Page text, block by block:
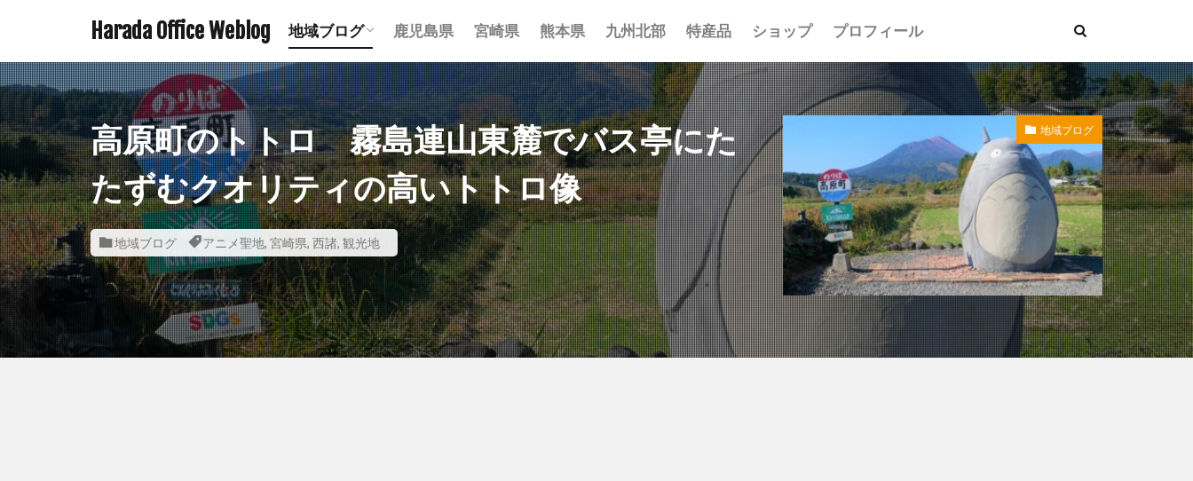
Harada Office Weblog 地域ブログ
アニメ聖地記事 まとめ
ミステリースポット まとめ
珍スポット まとめ
遺構探訪記事 まとめ
鉄道関連記事 まとめ
ダムの記事 まとめ
鹿児島の神社一覧
宮崎の神社一覧
熊本の神社一覧
鹿児島県 宮崎県 熊本県 九州北部 特産品 ショップ プロフィール
高原町のトトロ 霧島連山東麓でバス亭にた
たずむクオリティの高いトトロ像
地域ブログ アニメ聖地, 宮崎県, 西諸, 観光地
地域ブログ